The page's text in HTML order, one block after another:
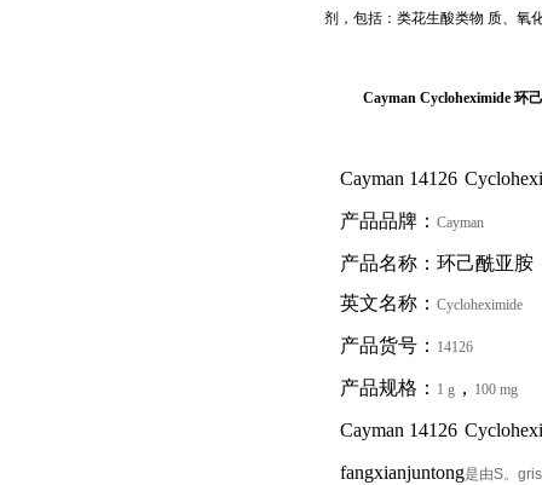
剂，包括：类花生酸类物 质、氧
Cayman Cycloheximide 环
Cayman 14126
产品品牌： Cayman
产品名称：环己酰亚胺
英文名称： Cycloheximide
产品货号： 14126
产品规格： 1 g ， 100 mg
Cayman 14126
fangxianjuntong是由S。